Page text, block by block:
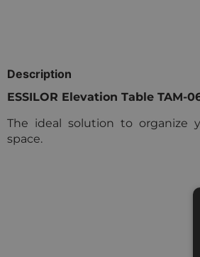
Description
ESSILOR Elevation Table TAM-
The ideal solution to organize
space.